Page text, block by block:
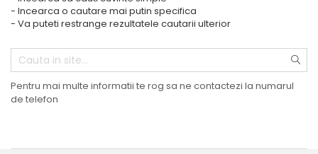
- Incearca o cautare mai putin specifica
- Va puteti restrange rezultatele cautarii ulterior
Pentru mai multe informatii te rog sa ne contactezi la numarul
de telefon